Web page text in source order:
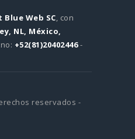
Blue Web SC, con
NL, México,
+52(81)20402446-
reservados -